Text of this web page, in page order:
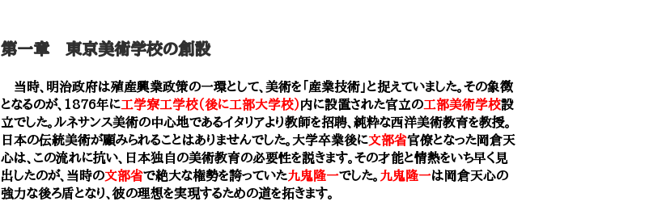
第一章 東京美術学校の創設
当時、明治政府は殖産興業政策の一環として、美術を「産業技術」と捉えていました。その象徴
となるのが、1876年に工学寮工学校（後に工部大学校）内に設置された官立の工部美術学校設
立でした。ルネサンス美術の中心地であるイタリアより教師を招聘、純粋な西洋美術教育を教授。
日本の伝統美術が顧みられることはありませんでした。大学卒業後に文部省官僚となった岡倉天
心は、この流れに抗い、日本独自の美術教育の必要性を説きます。その才能と情熱をいち早く見
出したのが、当時の文部省で絶大な権勢を誇っていた九鬼隆一でした。 九鬼隆一は岡倉天心の
強力な後ろ盾となり、彼の理想を実現するための道を拓きます。